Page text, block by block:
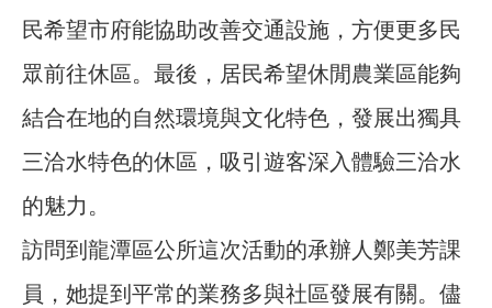
民希望市府能協助改善交通設施，方便更多民
眾前往休區。最後，居民希望休閒農業區能夠
結合在地的自然環境與文化特色，發展出獨具
三洽水特色的休區，吸引遊客深入體驗三洽水
的魅力。
訪問到龍潭區公所這次活動的承辦人鄭美芳課
員，她提到平常的業務多與社區發展有關。儘